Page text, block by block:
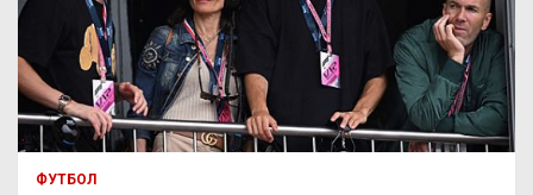
ФУТБОЛ